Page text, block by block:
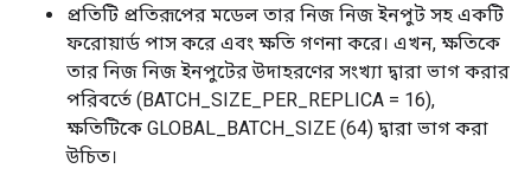
        }
      }
      args {
        type_id: TFT_TENSOR
        args {
          type_id: TFT_UINT8
        }
প্রতিটি প্রতিরূপের মডেল তার নিজ নিজ ইনপুট সহ একটি
ফরোয়ার্ড পাস করে এবং ক্ষতি গণনা করে। এখন, ক্ষতিকে
তার নিজ নিজ ইনপুটের উদাহরণের সংখ্যা দ্বারা ভাগ করার
পরিবর্তে (BATCH_SIZE_PER_REPLICA = 16),
ক্ষতিটিকে GLOBAL_BATCH_SIZE (64) দ্বারা ভাগ করা
উচিত।